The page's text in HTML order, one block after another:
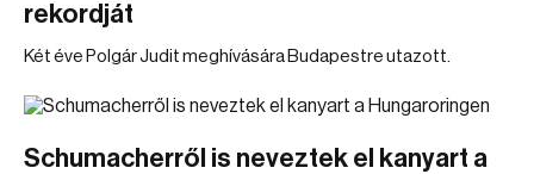
rekordját
Két éve Polgár Judit meghívására Budapestre utazott.
Schumacherről is neveztek el kanyart a